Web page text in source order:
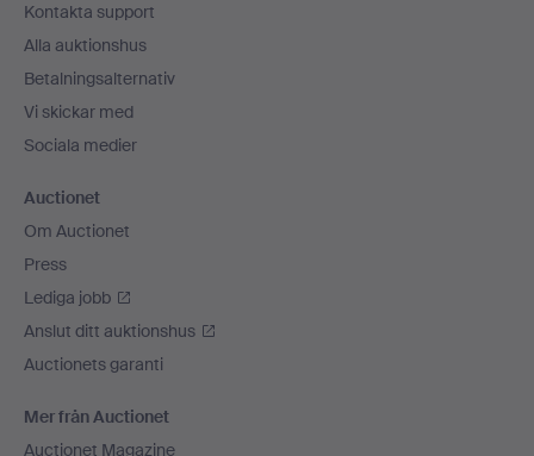
Kontakta support
Alla auktionshus
Betalningsalternativ
Vi skickar med
Sociala medier
Auctionet
Om Auctionet
Press
Lediga jobb
Anslut ditt auktionshus
Auctionets garanti
Mer från Auctionet
Auctionet Magazine